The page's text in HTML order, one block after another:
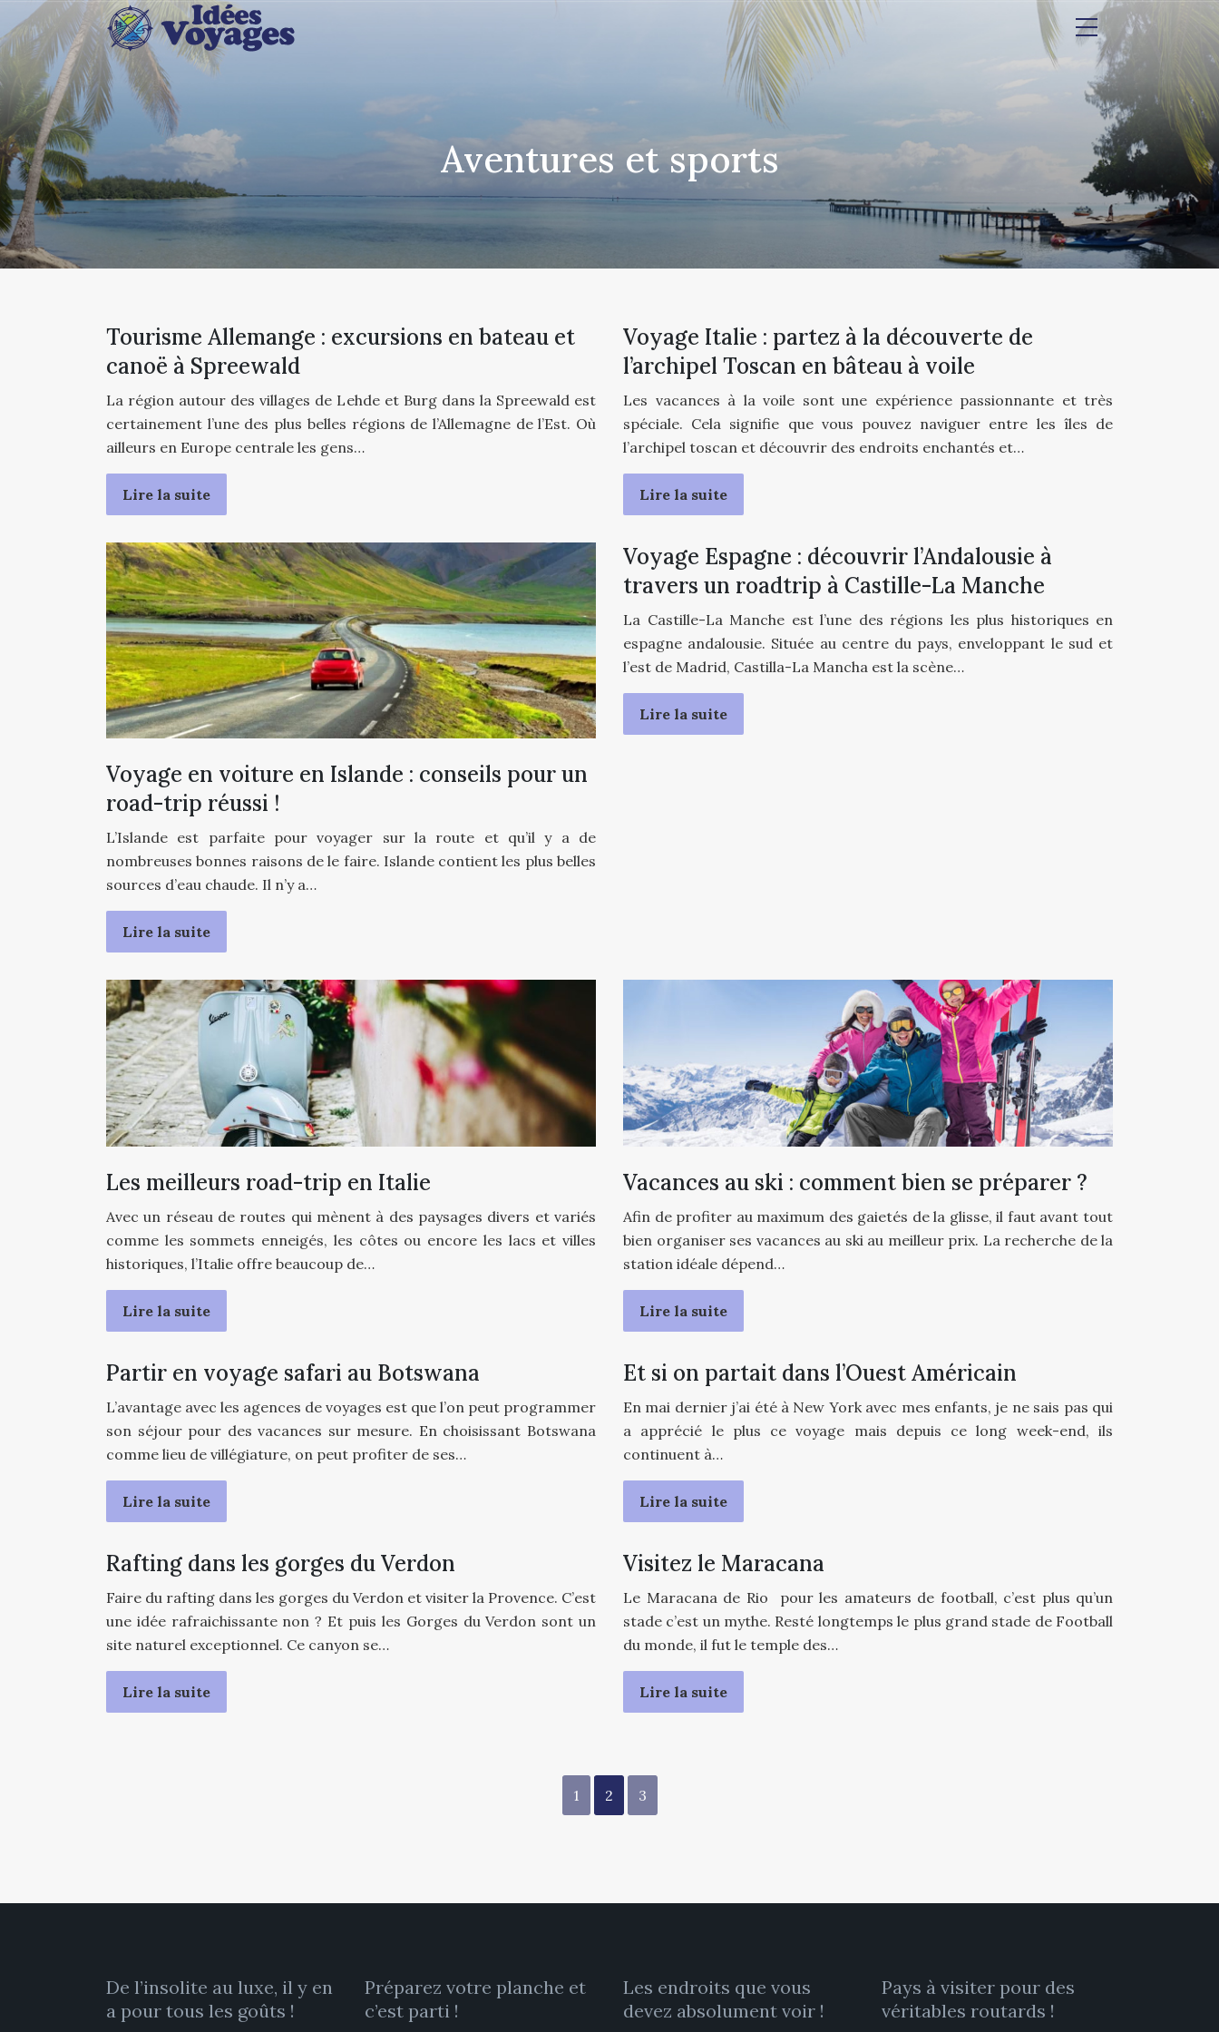
Aventures et sports
Tourisme Allemange : excursions en bateau et
canoë à Spreewald
La région autour des villages de Lehde et Burg dans la Spreewald est
certainement l’une des plus belles régions de l’Allemagne de l’Est. Où
ailleurs en Europe centrale les gens…
Lire la suite
Voyage Italie : partez à la découverte de
l’archipel Toscan en bâteau à voile
Les vacances à la voile sont une expérience passionnante et très
spéciale. Cela signifie que vous pouvez naviguer entre les îles de
l’archipel toscan et découvrir des endroits enchantés et…
Lire la suite
Voyage en voiture en Islande : conseils pour un
road-trip réussi !
L’Islande est parfaite pour voyager sur la route et qu’il y a de
nombreuses bonnes raisons de le faire. Islande contient les plus belles
sources d’eau chaude. Il n’y a…
Lire la suite
Voyage Espagne : découvrir l’Andalousie à
travers un roadtrip à Castille-La Manche
La Castille-La Manche est l’une des régions les plus historiques en
espagne andalousie. Située au centre du pays, enveloppant le sud et
l’est de Madrid, Castilla-La Mancha est la scène…
Lire la suite
Les meilleurs road-trip en Italie
Avec un réseau de routes qui mènent à des paysages divers et variés
comme les sommets enneigés, les côtes ou encore les lacs et villes
historiques, l’Italie offre beaucoup de…
Lire la suite
Vacances au ski : comment bien se préparer ?
Afin de profiter au maximum des gaietés de la glisse, il faut avant tout
bien organiser ses vacances au ski au meilleur prix. La recherche de la
station idéale dépend…
Lire la suite
Partir en voyage safari au Botswana
L’avantage avec les agences de voyages est que l’on peut programmer
son séjour pour des vacances sur mesure. En choisissant Botswana
comme lieu de villégiature, on peut profiter de ses…
Lire la suite
Et si on partait dans l’Ouest Américain
En mai dernier j’ai été à New York avec mes enfants, je ne sais pas qui
a apprécié le plus ce voyage mais depuis ce long week-end, ils
continuent à…
Lire la suite
Rafting dans les gorges du Verdon
Faire du rafting dans les gorges du Verdon et visiter la Provence. C’est
une idée rafraichissante non ? Et puis les Gorges du Verdon sont un
site naturel exceptionnel. Ce canyon se…
Lire la suite
Visitez le Maracana
Le Maracana de Rio pour les amateurs de football, c’est plus qu’un
stade c’est un mythe. Resté longtemps le plus grand stade de Football
du monde, il fut le temple des…
Lire la suite
1 2 3
De l’insolite au luxe, il y en
a pour tous les goûts !
Préparez votre planche et
c’est parti !
Les endroits que vous
devez absolument voir !
Pays à visiter pour des
véritables routards !